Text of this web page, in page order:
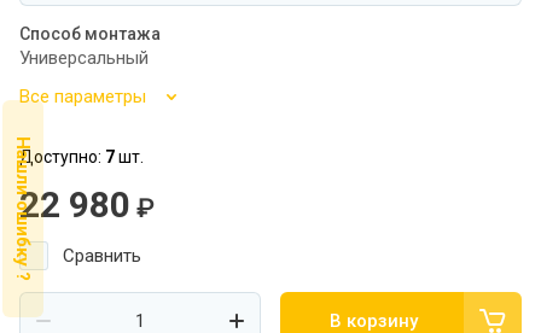
Способ монтажа
Универсальный
Все параметры
Доступно: 7шт.
22 980 ₽
Сравнить
В корзину
Нашли ошибку ?